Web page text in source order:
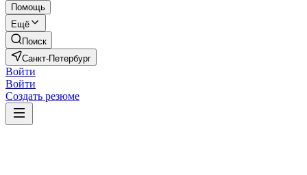
Помощь
Ещё
Поиск
Санкт-Петербург
Войти
Войти
Создать резюме